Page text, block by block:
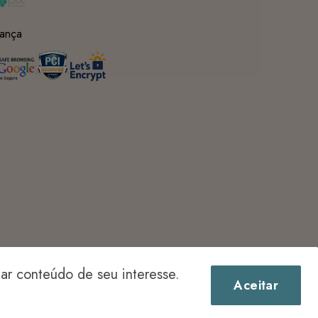
conteúdo de seu interesse.
Aceitar